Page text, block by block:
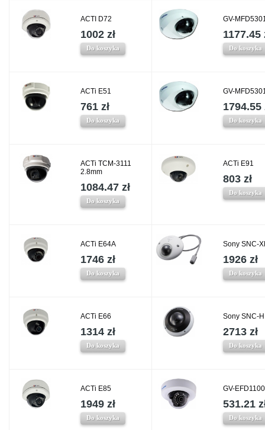
ACTI D72
1002 zł
Do koszyka
GV-
1177.45
Do koszyka
ACTi E51
761 zł
Do koszyka
GV-
1794.55
Do koszyka
ACTi TCM-3111
2.8mm
1084.47 zł
Do koszyka
ACTi E91
803 zł
Do koszyka
ACTi E64A
1746 zł
Do koszyka
Sony SNC-
1926 zł
Do koszyka
ACTi E66
1314 zł
Do koszyka
Sony SNC-
2713 zł
Do koszyka
ACTi E85
1949 zł
Do koszyka
GV-
531.21
Do koszyka